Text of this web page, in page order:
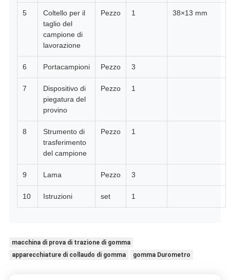
5
Coltello per il
taglio del
campione di
lavorazione
Pezzo 1 38×13 mm
6 Portacampioni Pezzo 3
7
Dispositivo di
piegatura del
provino
Pezzo 1
8
Strumento di
trasferimento
del campione
Pezzo 1
9 Lama Pezzo 3
10 Istruzioni set 1
macchina di prova di trazione di gomma
apparecchiature di collaudo di gomma
gomma Durometro